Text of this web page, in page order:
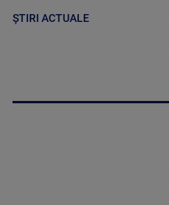
ȘTIRI ACTUALE